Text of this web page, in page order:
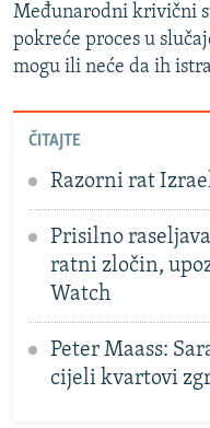
Međunarodni krivični
pokreće proces u
mogu ili neće da ih
ČITAJTE
Razorni rat
Prisilno
ratni zločin,
Watch
Peter Maass:
cijeli kvartovi